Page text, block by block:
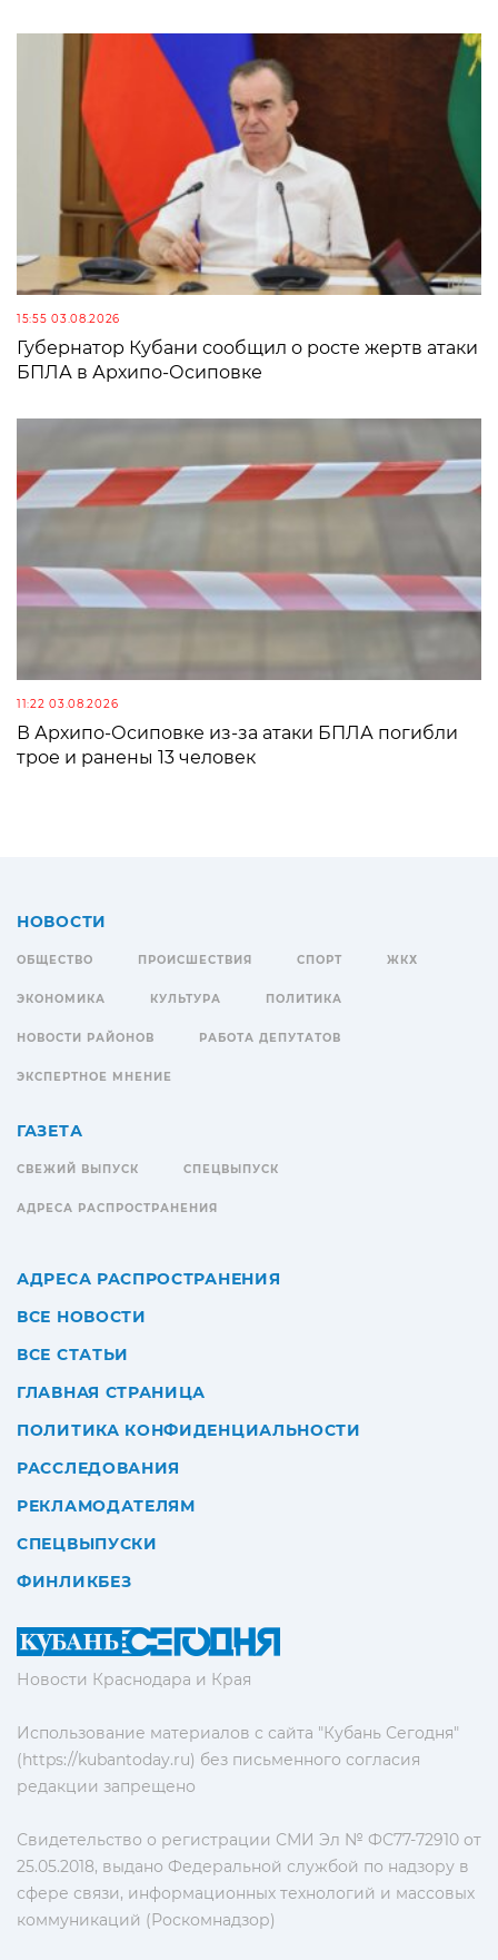
15:55 03.08.2026
Губернатор Кубани сообщил о росте жертв атаки
БПЛА в Архипо-Осиповке
11:22 03.08.2026
В Архипо-Осиповке из-за атаки БПЛА погибли
трое и ранены 13 человек
Новости Краснодара и Края
Использование материалов с сайта "Кубань Сегодня"
(https://kubantoday.ru) без письменного согласия
редакции запрещено
Свидетельство о регистрации СМИ Эл № ФС77-72910 от
25.05.2018, выдано Федеральной службой по надзору в
сфере связи, информационных технологий и массовых
коммуникаций (Роскомнадзор)
НОВОСТИ
ОБЩЕСТВО ПРОИСШЕСТВИЯ СПОРТ ЖКХ
ЭКОНОМИКА КУЛЬТУРА ПОЛИТИКА
НОВОСТИ РАЙОНОВ РАБОТА ДЕПУТАТОВ
ЭКСПЕРТНОЕ МНЕНИЕ
ГАЗЕТА
СВЕЖИЙ ВЫПУСК СПЕЦВЫПУСК
АДРЕСА РАСПРОСТРАНЕНИЯ
АДРЕСА РАСПРОСТРАНЕНИЯ
ВСЕ НОВОСТИ
ВСЕ СТАТЬИ
ГЛАВНАЯ СТРАНИЦА
ПОЛИТИКА КОНФИДЕНЦИАЛЬНОСТИ
РАССЛЕДОВАНИЯ
РЕКЛАМОДАТЕЛЯМ
СПЕЦВЫПУСКИ
ФИНЛИКБЕЗ